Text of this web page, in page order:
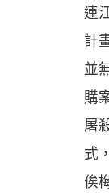
連
計
並
購
屠
式
俟